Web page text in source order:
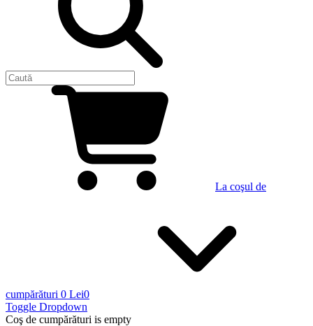
La coşul de
cumpărături 0 Lei0
Toggle Dropdown
Coş de cumpărături is empty